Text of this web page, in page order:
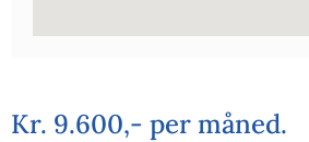
Kr. 9.600,- per måned.